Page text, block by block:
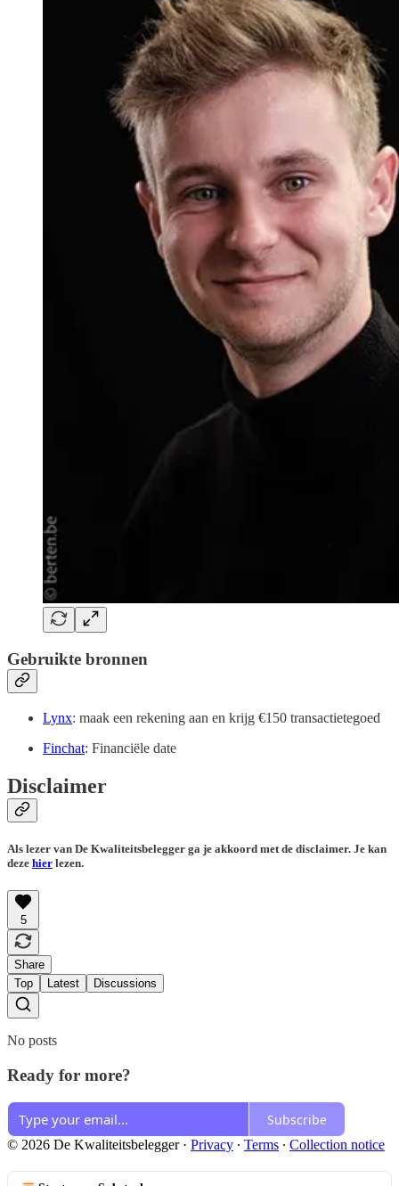
Gebruikte bronnen
Lynx: maak een rekening aan en krijg €150 transactietegoed
Finchat: Financiële date
Disclaimer
Als lezer van De Kwaliteitsbelegger ga je akkoord met de disclaimer. Je kan
deze hier lezen.
5
Share
Top
Latest Discussions
No posts
Ready for more?
Subscribe
© 2026 De Kwaliteitsbelegger· Privacy ∙ Terms ∙ Collection notice